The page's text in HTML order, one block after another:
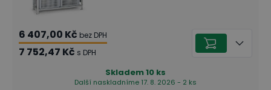
6 407,00 Kč bez DPH
7 752,47 Kč s DPH
Skladem10 ks
Další naskladníme 17. 8. 2026 - 2 ks